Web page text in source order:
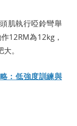
肌執行啞鈴彎舉
12RM為12kg，
。
：低強度訓練與